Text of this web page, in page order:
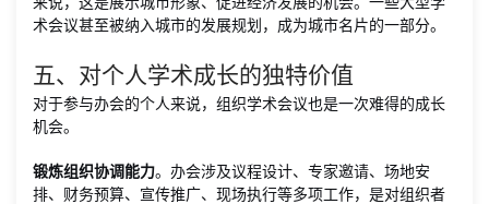
术会议甚至被纳入城市的发展规划，成为城市名片的一部分。
五、对个人学术成长的独特价值
对于参与办会的个人来说，组织学术会议也是一次难得的成长
机会。
锻炼组织协调能力。办会涉及议程设计、专家邀请、场地安
排、财务预算、宣传推广、现场执行等多项工作，是对组织者